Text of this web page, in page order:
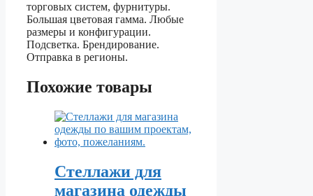
торговых систем, фурнитуры.
Большая цветовая гамма. Любые
размеры и конфигурации.
Подсветка. Брендирование.
Отправка в регионы.
Похожие товары
Стеллажи для
магазина одежды